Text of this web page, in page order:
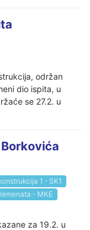
održan
dio ispita, u
se 27.2. u
1 - SK1
- MKE
za 19.2. u